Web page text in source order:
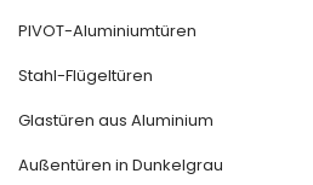
PIVOT-Aluminiumtüren
Stahl-Flügeltüren
Glastüren aus Aluminium
Außentüren in Dunkelgrau